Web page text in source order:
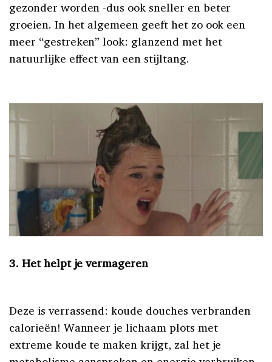
gezonder worden -dus ook sneller en beter
groeien. In het algemeen geeft het zo ook een
meer “gestreken” look: glanzend met het
natuurlijke effect van een stijltang.
3. Het helpt je vermageren
Deze is verrassend: koude douches verbranden
calorieën! Wanneer je lichaam plots met
extreme koude te maken krijgt, zal het je